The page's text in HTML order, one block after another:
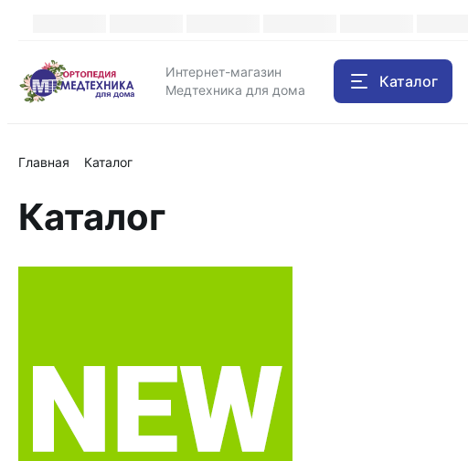
Интернет-магазин
Медтехника для дома
Каталог
Главная Каталог
Каталог